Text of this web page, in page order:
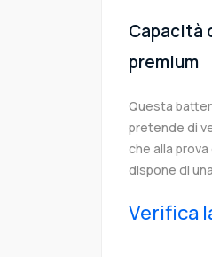
Capacità
premium
Questa
pretende di
che alla
dispone di
Verifica